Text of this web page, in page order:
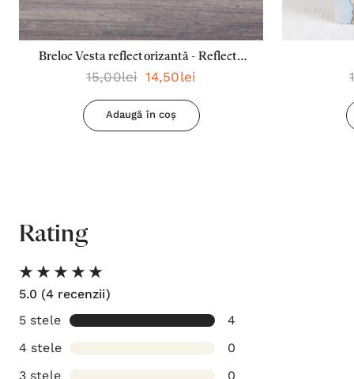
Breloc Vesta reflectorizantă - Reflecta
lumina oriunde mergi
15,00lei 14,50lei
Adaugă în coș
Rating
5.0 (4 recenzii)
5 stele
4
4 stele
0
3 stele
0